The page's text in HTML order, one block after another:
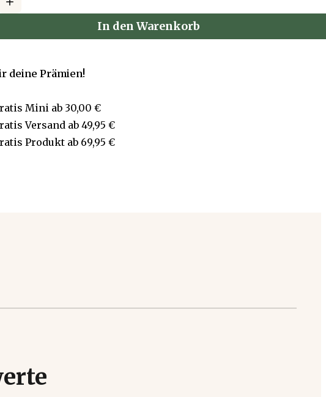
In den Warenkorb
deine Prämien!
Mini ab 30,00 €
Versand ab 49,95 €
Produkt ab 69,95 €